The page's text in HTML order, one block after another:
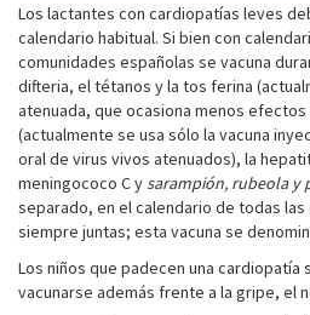
Los lactantes con cardiopatías leves
calendario habitual. Si bien con
comunidades españolas se vacuna
difteria, el tétanos y la tos ferina
atenuada, que ocasiona menos
(actualmente se usa sólo la vacuna
oral de virus vivos atenuados), la
meningococo C ysarampión, rubeola y
separado, en el calendario de todas
siempre juntas; esta vacuna se
Los niños que padecen una cardiopatía
vacunarse además frente a la gripe, el